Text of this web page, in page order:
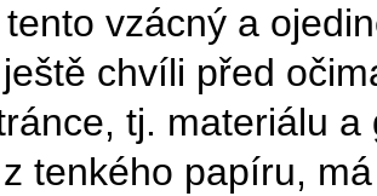
vzácný a
chvíli před
tj. materiálu
tenkého papíru,